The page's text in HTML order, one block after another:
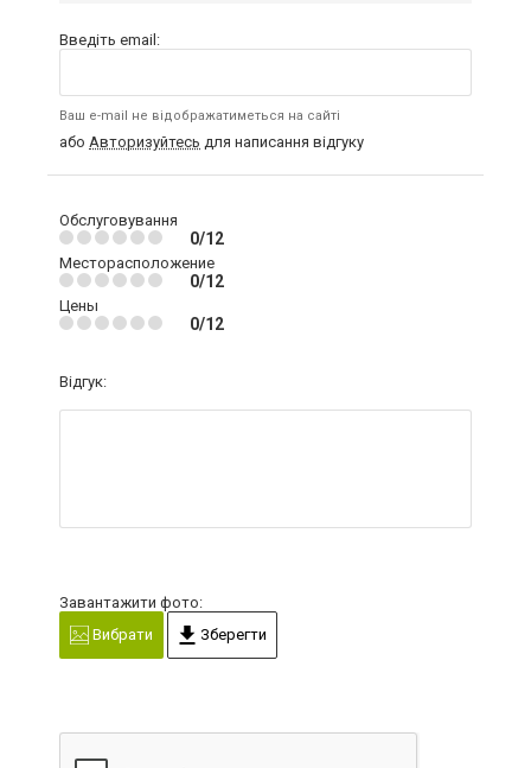
Введіть email:
Ваш e-mail не відображатиметься на сайті
або Авторизуйтесь для написання відгуку
Обслуговування
0/12
Месторасположение
0/12
Цены
0/12
Відгук:
Завантажити фото:
Вибрати
Зберегти